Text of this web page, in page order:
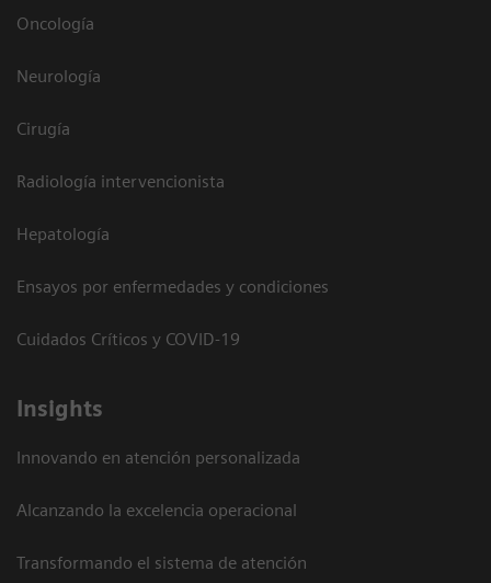
Oncología
Neurología
Cirugía
Radiología intervencionista
Hepatología
Ensayos por enfermedades y condiciones
Cuidados Críticos y COVID-19
Insights
Innovando en atención personalizada
Alcanzando la excelencia operacional
Transformando el sistema de atención